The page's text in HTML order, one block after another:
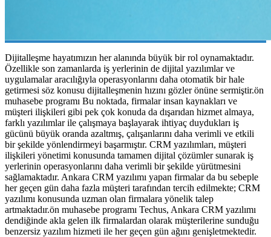
Dijitalleşme hayatımızın her alanında büyük bir rol oynamaktadır.
Özellikle son zamanlarda iş yerlerinin de dijital yazılımlar ve
uygulamalar aracılığıyla operasyonlarını daha otomatik bir hale
getirmesi söz konusu dijitalleşmenin hızını gözler önüne sermiştir.ön
muhasebe programı Bu noktada, firmalar insan kaynakları ve
müşteri ilişkileri gibi pek çok konuda da dışarıdan hizmet almaya,
farklı yazılımlar ile çalışmaya başlayarak ihtiyaç duydukları iş
gücünü büyük oranda azaltmış, çalışanlarını daha verimli ve etkili
bir şekilde yönlendirmeyi başarmıştır. CRM yazılımları, müşteri
ilişkileri yönetimi konusunda tamamen dijital çözümler sunarak iş
yerlerinin operasyonlarını daha verimli bir şekilde yürütmesini
sağlamaktadır. Ankara CRM yazılımı yapan firmalar da bu sebeple
her geçen gün daha fazla müşteri tarafından tercih edilmekte; CRM
yazılımı konusunda uzman olan firmalara yönelik talep
artmaktadır.ön muhasebe programı Techus, Ankara CRM yazılımı
dendiğinde akla gelen ilk firmalardan olarak müşterilerine sunduğu
benzersiz yazılım hizmeti ile her geçen gün ağını genişletmektedir.